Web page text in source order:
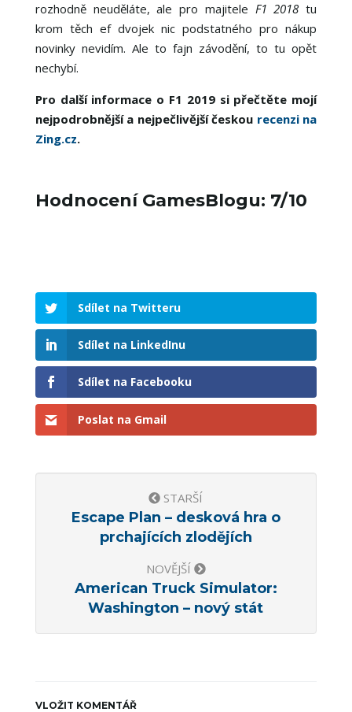
rozhodně neuděláte, ale pro majitele F1 2018 tu
krom těch ef dvojek nic podstatného pro nákup
novinky nevidím. Ale to fajn závodění, to tu opět
nechybí.
Pro další informace o F1 2019 si přečtěte mojí
nejpodrobnější a nejpečlivější českou recenzi na
Zing.cz.
Hodnocení GamesBlogu: 7/10
Sdílet na Twitteru
Sdílet na LinkedInu
Sdílet na Facebooku
Poslat na Gmail
STARŠÍ
Escape Plan – desková hra o
prchajících zlodějích
NOVĚJŠÍ
American Truck Simulator:
Washington – nový stát
VLOŽIT KOMENTÁŘ